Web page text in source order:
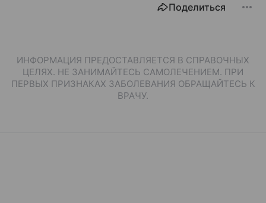
Поделиться
ИНФОРМАЦИЯ ПРЕДОСТАВЛЯЕТСЯ В СПРАВОЧНЫХ
ЦЕЛЯХ. НЕ ЗАНИМАЙТЕСЬ САМОЛЕЧЕНИЕМ. ПРИ
ПЕРВЫХ ПРИЗНАКАХ ЗАБОЛЕВАНИЯ ОБРАЩАЙТЕСЬ К
ВРАЧУ.